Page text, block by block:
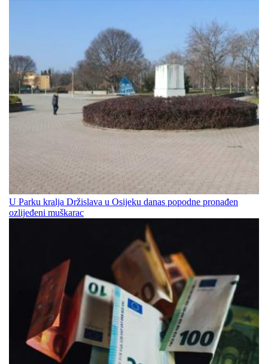
U Parku kralja Držislava u Osijeku danas popodne pronađen
ozlijeđeni muškarac